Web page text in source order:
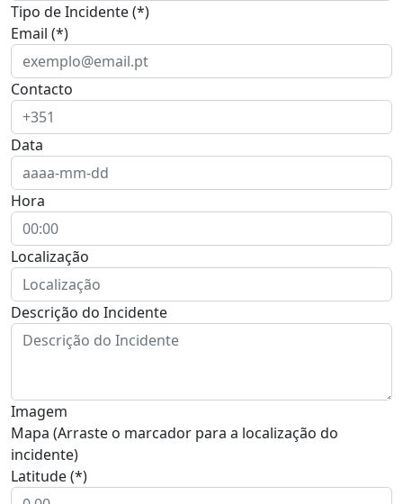
Tipo de Incidente (*)
Email (*)
Contacto
Data
Hora
Localização
Descrição do Incidente
Imagem
Mapa (Arraste o marcador para a localização do
incidente)
Latitude (*)